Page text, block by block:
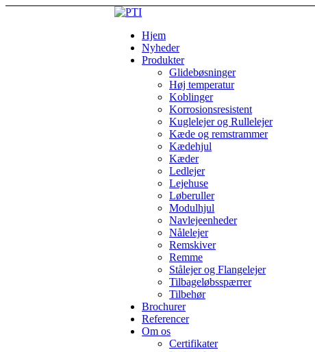
Hjem
Nyheder
Produkter
Glidebøsninger
Høj temperatur
Koblinger
Korrosionsresistent
Kuglelejer og Rullelejer
Kæde og remstrammer
Kædehjul
Kæder
Ledlejer
Lejehuse
Løberuller
Modulhjul
Navlejeenheder
Nålelejer
Remskiver
Remme
Stålejer og Flangelejer
Tilbageløbsspærrer
Tilbehør
Brochurer
Referencer
Om os
Certifikater